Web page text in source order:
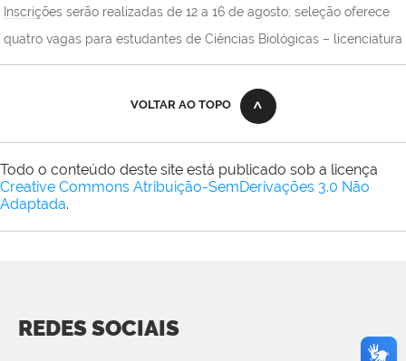
Inscrições serão realizadas de 12 a 16 de agosto; seleção oferece
quatro vagas para estudantes de Ciências Biológicas – licenciatura
VOLTAR AO TOPO
Todo o conteúdo deste site está publicado sob a licença
Creative Commons Atribuição-SemDerivações 3.0 Não
Adaptada.
REDES SOCIAIS